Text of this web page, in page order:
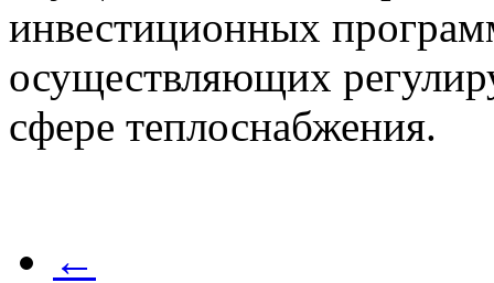
инвестиционных
осуществляющих
сфере теплоснабжения.
←